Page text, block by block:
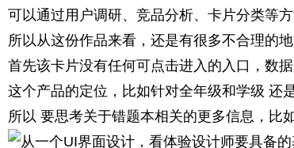
可以通过用户调研、竞品分析、卡片分类等
所以从这份作品来看，还是有很多不合理的
首先该卡片没有任何可点击进入的入口，数
这个产品的定位，比如针对全年级和学级 还
所以 要思考关于错题本相关的更多信息，比如